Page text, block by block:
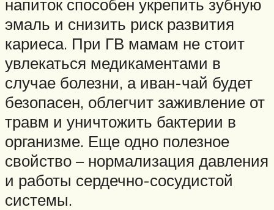
напиток способен укрепить зубную
эмаль и снизить риск развития
кариеса. При ГВ мамам не стоит
увлекаться медикаментами в
случае болезни, а иван-чай будет
безопасен, облегчит заживление от
травм и уничтожить бактерии в
организме. Еще одно полезное
свойство – нормализация давления
и работы сердечно-сосудистой
системы.